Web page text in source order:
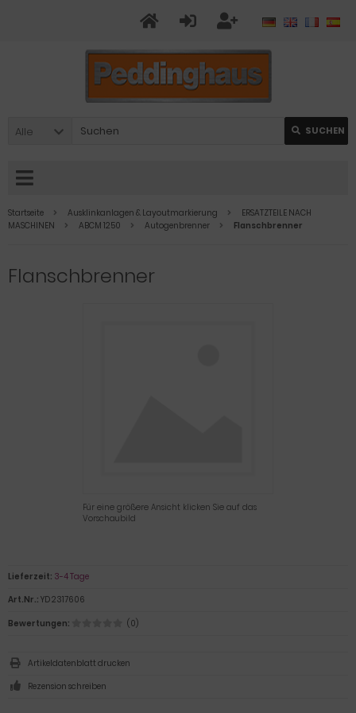
Alle SUCHEN
Startseite Ausklinkanlagen & Layoutmarkierung
ERSATZTEILE NACH
MASCHINEN
ABCM 1250 Autogenbrenner Flanschbrenner
Flanschbrenner
Für eine größere Ansicht klicken Sie auf das
Vorschaubild
Lieferzeit: 3-4 Tage
Art.Nr.: YD 2317606
Bewertungen:
(0)
Artikeldatenblatt drucken
Rezension schreiben